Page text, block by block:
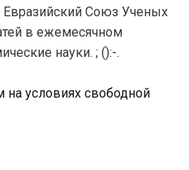
Союз Ученых
в ежемесячном
науки. ; ():-.
на условиях свободной